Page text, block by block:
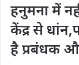
हनुमना में
केंद्र से
है प्रबंधक